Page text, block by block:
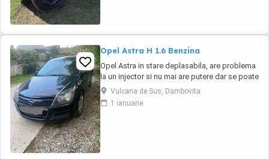
Opel Astra H 1.6 Benzina
Opel Astra in stare deplasabila, are problema
la un injector si nu mai are putere dar se poate
deplasa, pretul este negociabil la fata locului,
masina are si instalație Gpl omologată.
Vulcana de Sus, Dambovita
1 ianuarie